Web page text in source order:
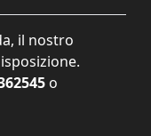
il nostro
o